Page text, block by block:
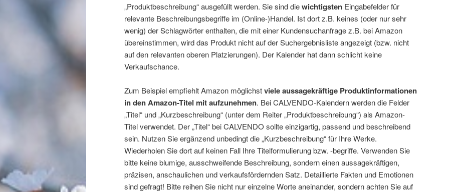
„Produktbeschreibung“ ausgefüllt werden. Sie sind diewichtigsten Eingabefelder für
relevante Beschreibungsbegriffe im (Online-)Handel. Ist dort z.B. keines (oder nur sehr
wenig) der Schlagwörter enthalten, die mit einer Kundensuchanfrage z.B. bei Amazon
übereinstimmen, wird das Produkt nicht auf der Suchergebnisliste angezeigt (bzw. nicht
auf den relevanten oberen Platzierungen). Der Kalender hat dann schlicht keine
Verkaufschance.
Zum Beispiel empfiehlt Amazon möglichstviele aussagekräftige Produktinformationen
in den Amazon-Titel mit aufzunehmen. Bei CALVENDO-Kalendern werden die Felder
„Titel“ und „Kurzbeschreibung“ (unter dem Reiter „Produktbeschreibung“) als Amazon-
Titel verwendet. Der „Titel“ bei CALVENDO sollte einzigartig, passend und beschreibend
sein. Nutzen Sie ergänzend unbedingt die „Kurzbeschreibung“ für Ihre Werke.
Wiederholen Sie dort auf keinen Fall Ihre Titelformulierung bzw. -begriffe. Verwenden Sie
bitte keine blumige, ausschweifende Beschreibung, sondern einen aussagekräftigen,
präzisen, anschaulichen und verkaufsfördernden Satz. Detaillierte Fakten und Emotionen
sind gefragt! Bitte reihen Sie nicht nur einzelne Worte aneinander, sondern achten Sie auf